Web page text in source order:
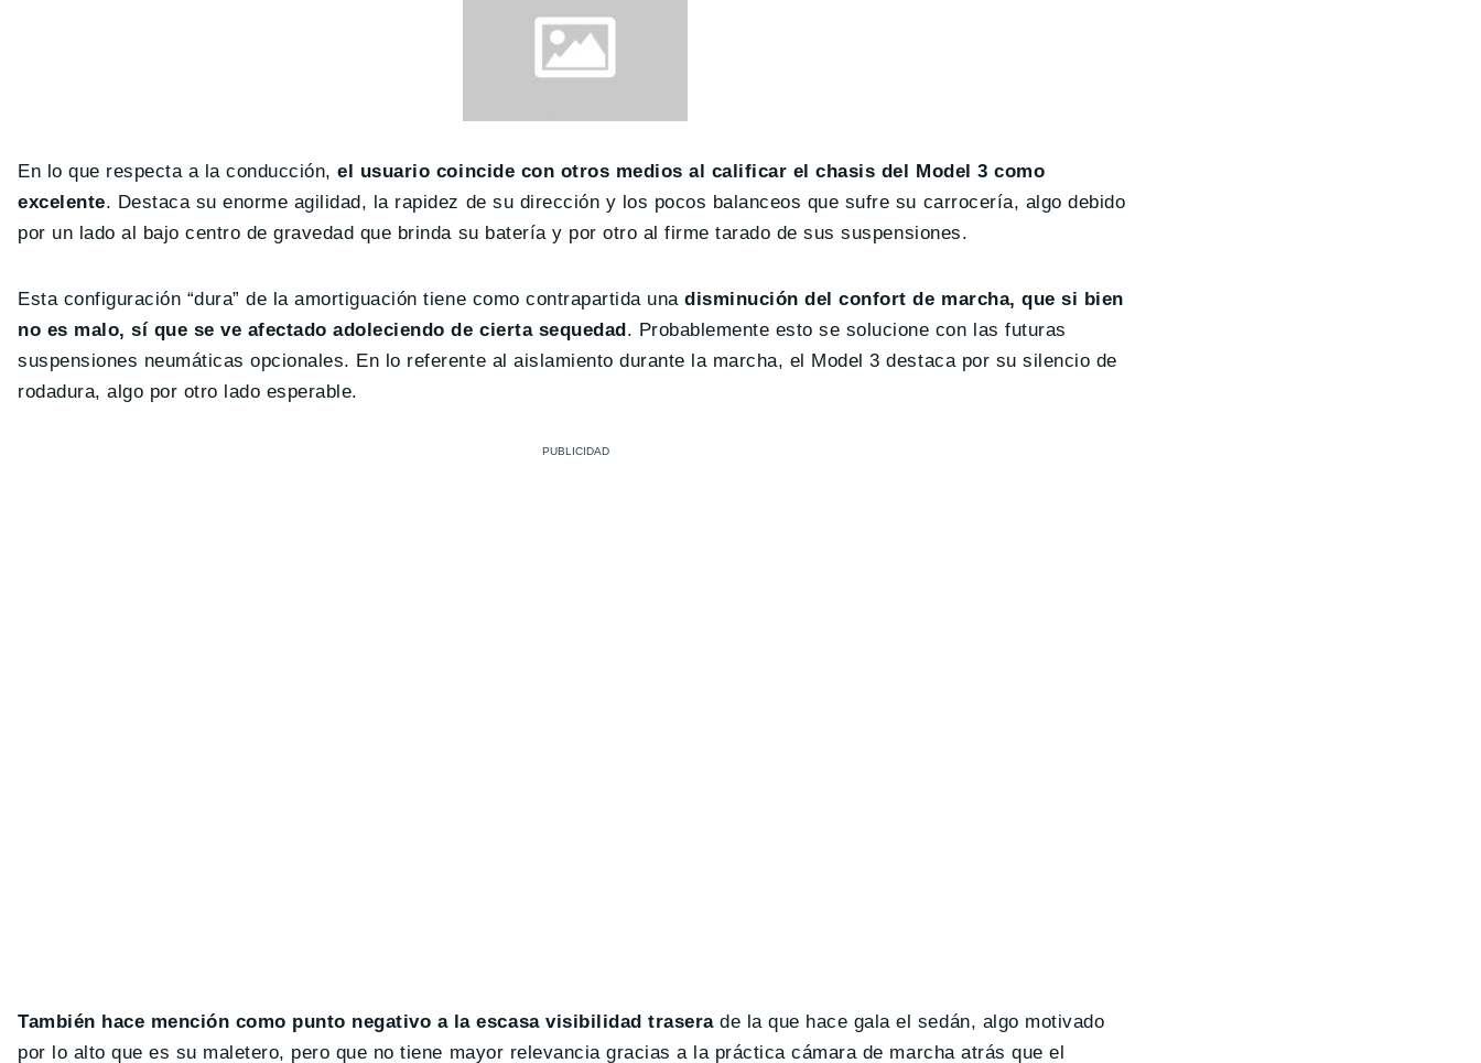
En lo que respecta a la conducción,el usuario coincide con otros medios al calificar el chasis del Model 3 como
excelente. Destaca su enorme agilidad, la rapidez de su dirección y los pocos balanceos que sufre su carrocería, algo debido
por un lado al bajo centro de gravedad que brinda su batería y por otro al firme tarado de sus suspensiones.
Esta configuración “dura” de la amortiguación tiene como contrapartida unadisminución del confort de marcha, que si bien
no es malo, sí que se ve afectado adoleciendo de cierta sequedad. Probablemente esto se solucione con las futuras
suspensiones neumáticas opcionales. En lo referente al aislamiento durante la marcha, el Model 3 destaca por su silencio de
rodadura, algo por otro lado esperable.
También hace mención como punto negativo a la escasa visibilidad traserade la que hace gala el sedán, algo motivado
por lo alto que es su maletero, pero que no tiene mayor relevancia gracias a la práctica cámara de marcha atrás que el